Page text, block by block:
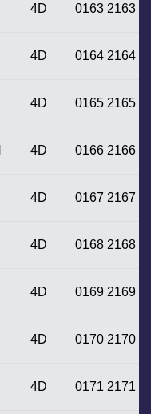
4D 0163 2163
4D 0164 2164
4D 0165 2165
4D 0166 2166
4D 0167 2167
4D 0168 2168
4D 0169 2169
4D 0170 2170
4D 0171 2171